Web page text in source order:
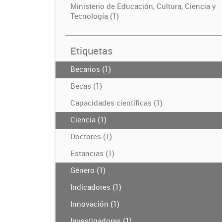
Ministerio de Educación, Cultura, Ciencia y
Tecnología (1)
Etiquetas
Becarios (1)
Becas (1)
Capacidades científicas (1)
Ciencia (1)
Doctores (1)
Estancias (1)
Género (1)
Indicadores (1)
Innovación (1)